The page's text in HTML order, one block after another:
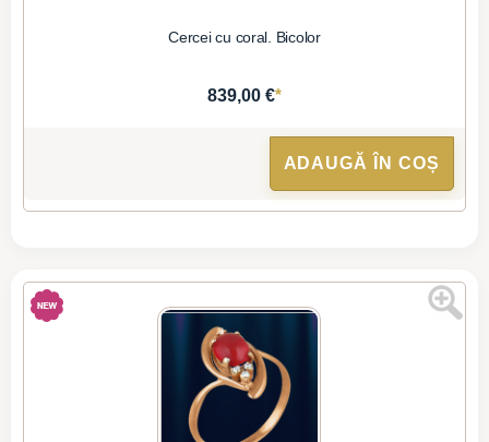
Cercei cu coral. Bicolor
839,00 €*
ADAUGĂ ÎN COȘ